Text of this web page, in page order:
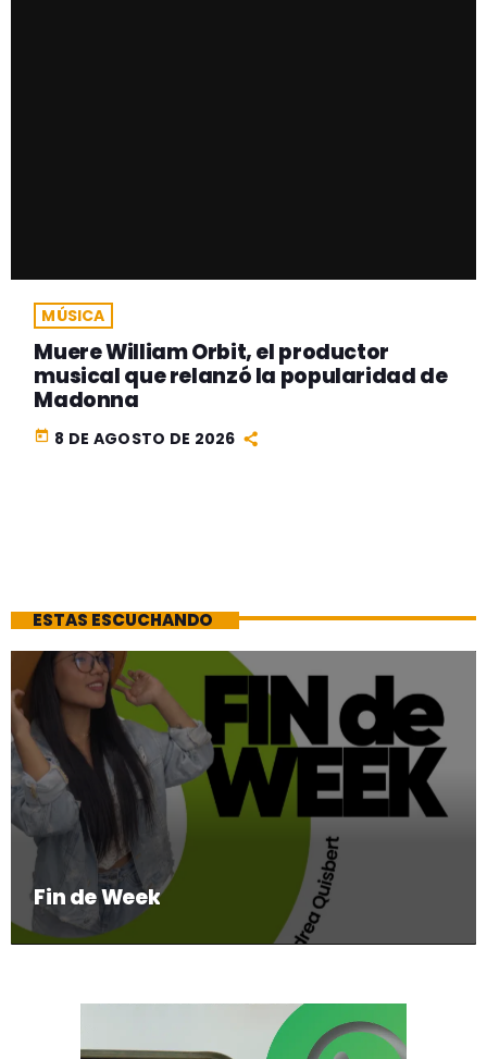
MÚSICA
Muere William Orbit, el productor
musical que relanzó la popularidad de
Madonna
today 8 DE AGOSTO DE 2026
ESTAS ESCUCHANDO
Fin de Week